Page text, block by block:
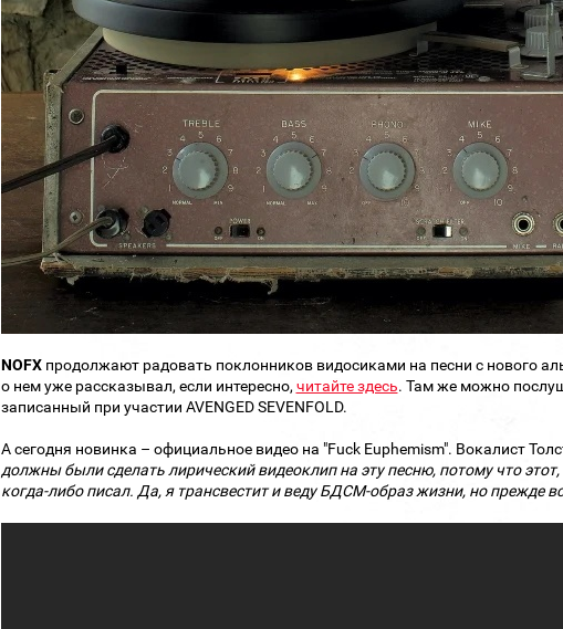
NOFXпродолжают радовать поклонников видосиками на песни с нового
о нем уже рассказывал, если интересно, читайте здесь. Там же можно
записанный при участии AVENGED SEVENFOLD.
А сегодня новинка – официальное видео на "Fuck Euphemism". Вокалист
должны были сделать лирический видеоклип на эту песню, потому что
когда-либо писал. Да, я трансвестит и веду БДСМ-образ жизни, но прежде